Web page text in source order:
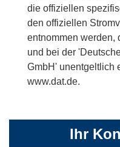
die offiziellen
den offiziellen
entnommen werden,
und bei der
GmbH' unentgeltlich
www.dat.de.
Ihr